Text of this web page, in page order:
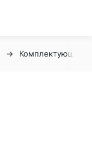
Комплектующие